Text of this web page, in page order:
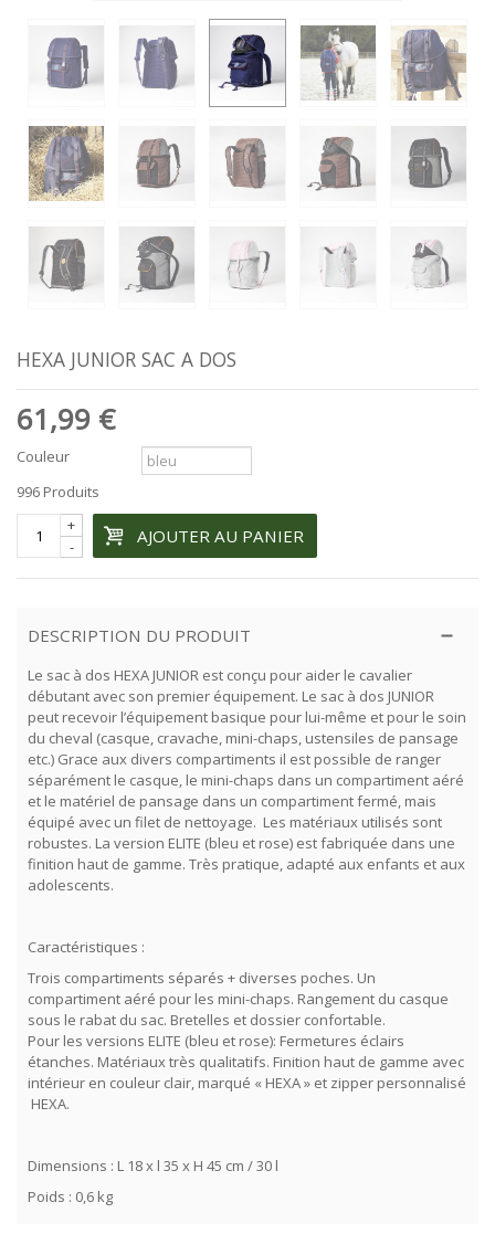
HEXA JUNIOR SAC A DOS
61,99 €
Couleur
996 Produits
-
+ AJOUTER AU PANIER
DESCRIPTION DU PRODUIT
Le sac à dos HEXA JUNIOR est conçu pour aider le cavalier
débutant avec son premier équipement. Le sac à dos JUNIOR
peut recevoir l’équipement basique pour lui-même et pour le soin
du cheval (casque, cravache, mini-chaps, ustensiles de pansage
etc.) Grace aux divers compartiments il est possible de ranger
séparément le casque, le mini-chaps dans un compartiment aéré
et le matériel de pansage dans un compartiment fermé, mais
équipé avec un filet de nettoyage. Les matériaux utilisés sont
robustes. La version ELITE (bleu et rose) est fabriquée dans une
finition haut de gamme. Très pratique, adapté aux enfants et aux
adolescents.
Caractéristiques :
Trois compartiments séparés + diverses poches. Un
compartiment aéré pour les mini-chaps. Rangement du casque
sous le rabat du sac. Bretelles et dossier confortable.
Pour les versions ELITE (bleu et rose): Fermetures éclairs
étanches. Matériaux très qualitatifs. Finition haut de gamme avec
intérieur en couleur clair, marqué « HEXA » et zipper personnalisé
HEXA.
Dimensions : L 18 x l 35 x H 45 cm / 30 l
Poids : 0,6 kg